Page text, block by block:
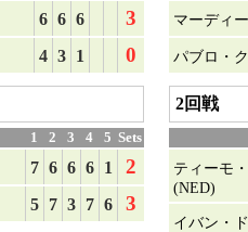
6 6 6 3
4 3 1 0
マーディ
パブロ・
1 2 3 4 5 Sets
7 6 6 6 1 2
5 7 3 7 6 3
2回戦
ティーモ
(NED)
イバン・